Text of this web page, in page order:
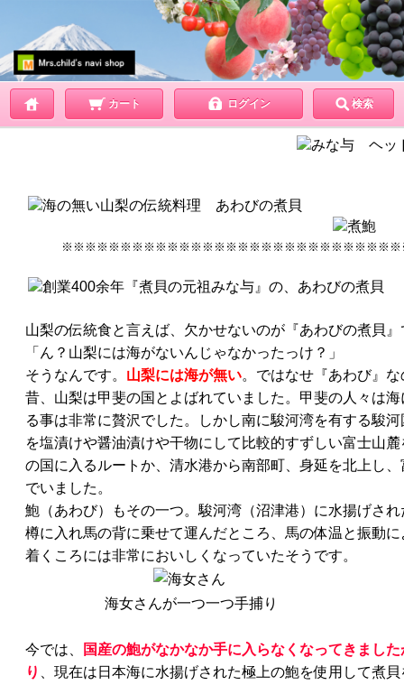
カート ログイン 検索
山梨の伝統食と言えば、欠かせないのが『あわびの煮貝』
「ん？山梨には海がないんじゃなかったっけ？」
そうなんです。 山梨には海が無い。ではなせ『あわび』
昔、山梨は甲斐の国とよばれていました。甲斐の人々は
る事は非常に贅沢でした。しかし南に駿河湾を有する駿
を塩漬けや醤油漬けや干物にして比較的すずしい富士山
の国に入るルートか、清水港から南部町、身延を北上し
でいました。
鮑（あわび）もその一つ。駿河湾（沼津港）に水揚げさ
樽に入れ馬の背に乗せて運んだところ、馬の体温と振動
着くころには非常においしくなっていたそうです。
海女さんが一つ一つ手捕り
今では、
国産の鮑がなかなか手に入らなくなってきまし
り
、現在は日本海に水揚げされた極上の鮑を使用して煮